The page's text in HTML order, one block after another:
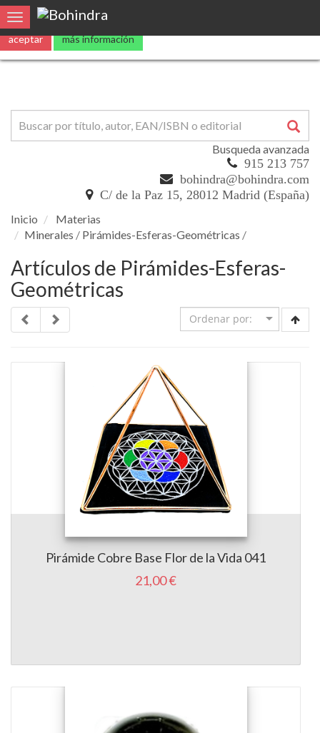
Utilizamoscookies propias y de terceros para mejorar nuestros
aceptar más información
Toggle navigation
Busqueda avanzada
915 213 757
bohindra@bohindra.com
C/ de la Paz 15, 28012 Madrid (España)
Inicio
Materias
Minerales / Pirámides-Esferas-Geométricas /
Artículos de Pirámides-Esferas-
Geométricas
Pirámide Cobre Base Flor de la Vida 041
21,00 €